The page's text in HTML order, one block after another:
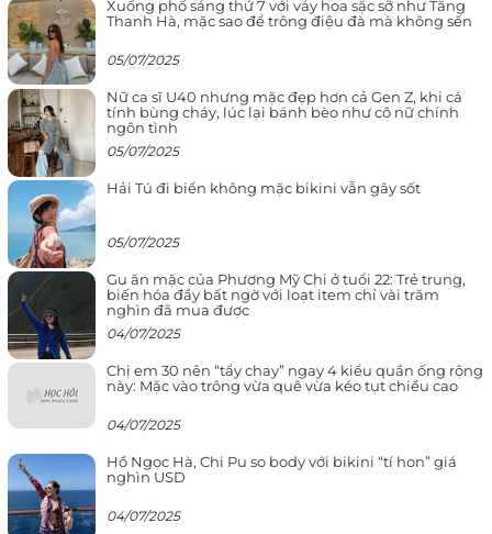
Xuống phố sáng thứ 7 với váy hoa sặc sỡ như Tăng
Thanh Hà, mặc sao để trông điệu đà mà không sến
05/07/2025
Nữ ca sĩ U40 nhưng mặc đẹp hơn cả Gen Z, khi cá
tính bùng cháy, lúc lại bánh bèo như cô nữ chính
ngôn tình
05/07/2025
Hải Tú đi biển không mặc bikini vẫn gây sốt
05/07/2025
Gu ăn mặc của Phương Mỹ Chi ở tuổi 22: Trẻ trung,
biến hóa đầy bất ngờ với loạt item chỉ vài trăm
nghìn đã mua được
04/07/2025
Chị em 30 nên “tẩy chay” ngay 4 kiểu quần ống rộng
này: Mặc vào trông vừa quê vừa kéo tụt chiều cao
04/07/2025
Hồ Ngọc Hà, Chi Pu so body với bikini “tí hon” giá
nghìn USD
04/07/2025